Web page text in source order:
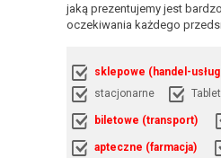
jaką prezentujemy jest
oczekiwania każdego
sklepowe (handel-
stacjonarne
Tablet
biletowe (transport)
apteczne (farmacja)